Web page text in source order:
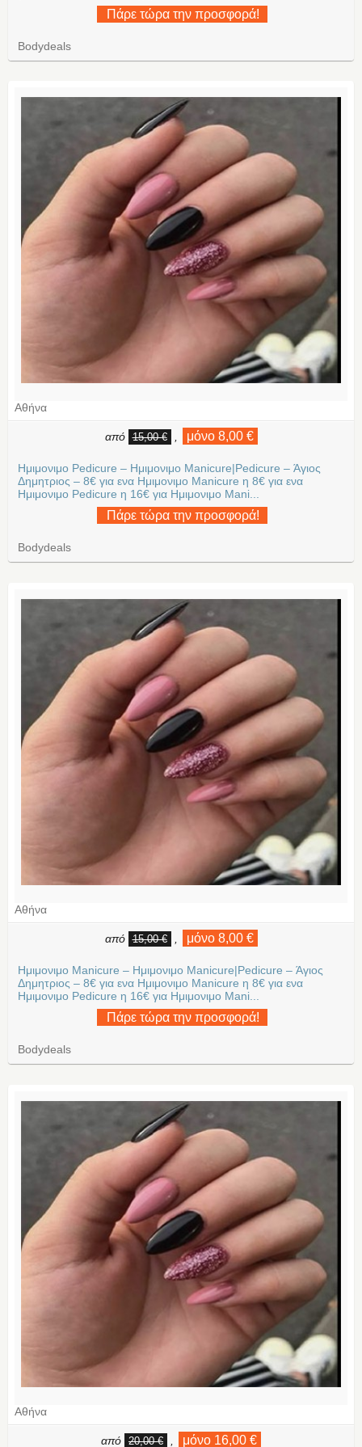
Πάρε τώρα την προσφορά!
Bodydeals
Αθήνα
από 15,00 € μόνο 8,00 €
Ημιμονιμο Pedicure – Ημιμονιμο Manicure|Pedicure – Άγιος
Δημητριος – 8€ για ενα Ημιμονιμο Manicure η 8€ για ενα
Ημιμονιμο Pedicure η 16€ για Ημιμονιμο Mani...
Πάρε τώρα την προσφορά!
Bodydeals
Αθήνα
από 15,00 € μόνο 8,00 €
Ημιμονιμο Manicure – Ημιμονιμο Manicure|Pedicure – Άγιος
Δημητριος – 8€ για ενα Ημιμονιμο Manicure η 8€ για ενα
Ημιμονιμο Pedicure η 16€ για Ημιμονιμο Mani...
Πάρε τώρα την προσφορά!
Bodydeals
Αθήνα
από 20,00 € μόνο 16,00 €